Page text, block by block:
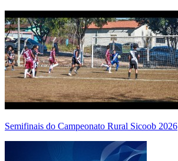
Semifinais do Campeonato Rural Sicoob 2026